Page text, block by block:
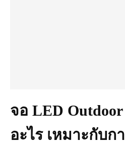
จอ LED
อะไร เหมาะกับก